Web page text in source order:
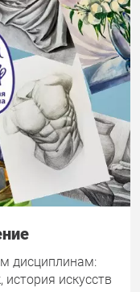
дисциплинам:
искусств